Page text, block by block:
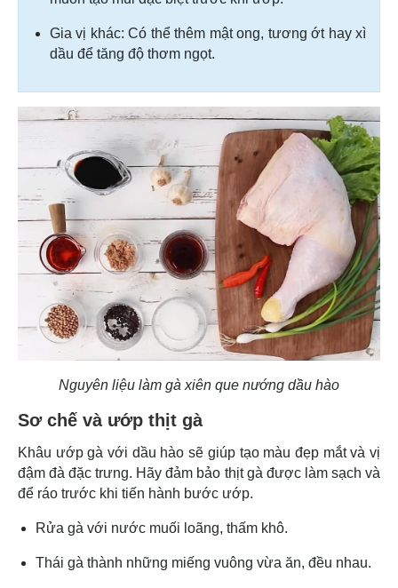
Gia vị khác: Có thể thêm mật ong, tương ớt hay xì
dầu để tăng độ thơm ngọt.
Nguyên liệu làm gà xiên que nướng dầu hào
Sơ chế và ướp thịt gà
Khâu ướp gà với dầu hào sẽ giúp tạo màu đẹp mắt và vị
đậm đà đặc trưng. Hãy đảm bảo thịt gà được làm sạch và
để ráo trước khi tiến hành bước ướp.
Rửa gà với nước muối loãng, thấm khô.
Thái gà thành những miếng vuông vừa ăn, đều nhau.